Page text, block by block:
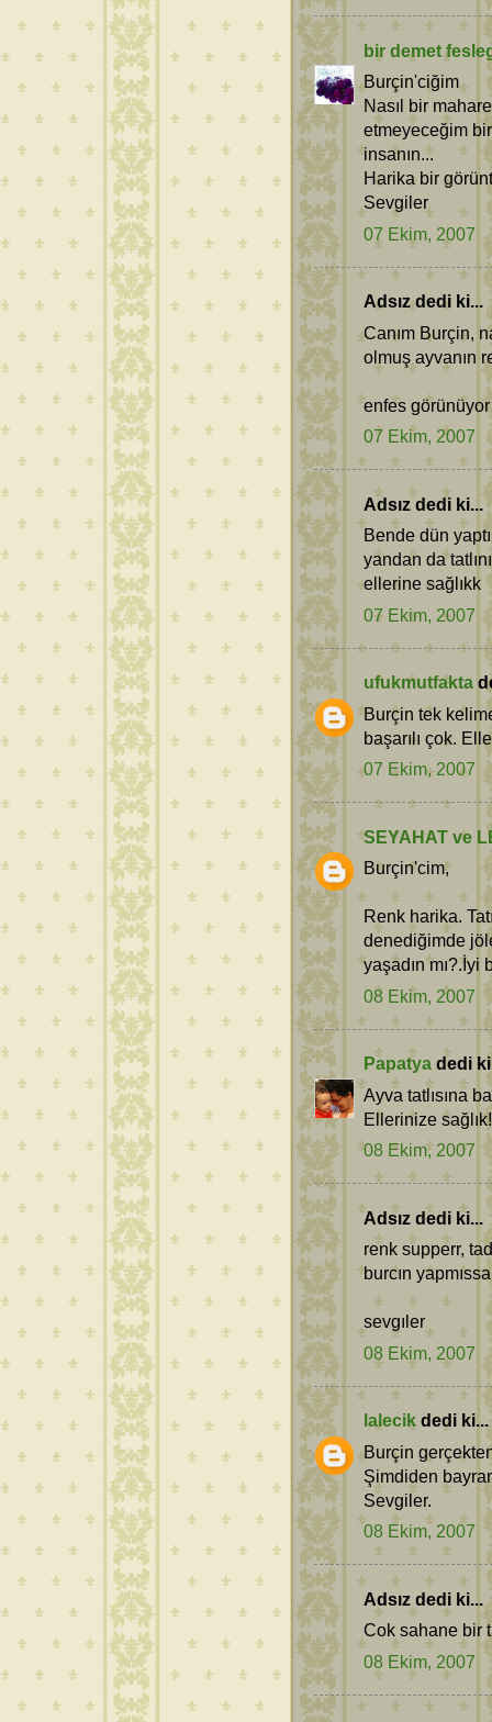
bir demet
Burçin'ciğim
Nasıl bir
etmeyeceğim
insanın...
Harika bir
Sevgiler
07 Ekim, 2007
Adsız dedi ki...
Canım Burçin,
olmuş ayvanın
enfes görünüyor
07 Ekim, 2007
Adsız dedi ki...
Bende dün
yandan da
ellerine sağlıkk
07 Ekim, 2007
ufukmutfakta
Burçin tek
başarılı çok.
07 Ekim, 2007
SEYAHAT ve
Burçin'cim,
Renk harika.
denediğimde
yaşadın mı?.İyi
08 Ekim, 2007
Papatya dedi
Ayva tatlısına
Ellerinize sağlık!
08 Ekim, 2007
Adsız dedi ki...
renk supperr,
burcın
sevgıler
08 Ekim, 2007
lalecikdedi ki...
Burçin
Şimdiden
Sevgiler.
08 Ekim, 2007
Adsız dedi ki...
Cok sahane bir
08 Ekim, 2007